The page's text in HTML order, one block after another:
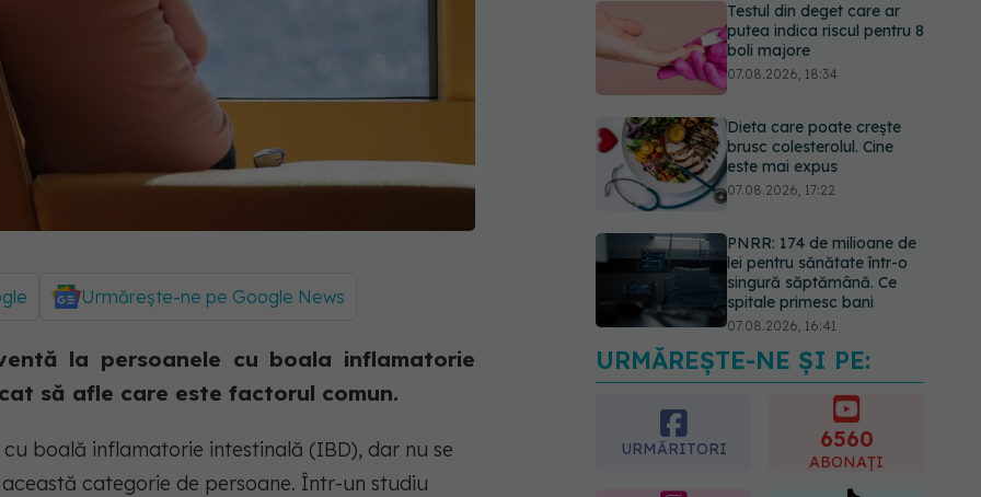
Urmărește-ne pe Google News
la persoanele cu boala inflamatorie
să afle care este factorul comun.
boală inflamatorie intestinală (IBD), dar nu se
categorie de persoane. Într-un studiu
Testul din deget care ar
putea indica riscul pentru 8
boli majore
07.08.2026, 18:34
Dieta care poate crește
brusc colesterolul. Cine
este mai expus
07.08.2026, 17:22
PNRR: 174 de milioane de
lei pentru sănătate într-o
singură săptămână. Ce
spitale primesc bani
07.08.2026, 16:41
Ce spune culoarea ta
preferată despre vârsta
pe care o ai. Care este
"codul cromatic" al
URMĂREȘTE-NE ȘI PE:
URMĂRITORI 6560
ABONAȚI